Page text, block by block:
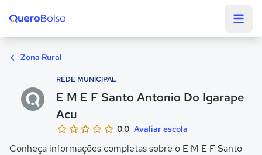
Zona Rural
REDE MUNICIPAL
E M E F Santo Antonio Do Igarape
Acu
0.0 Avaliar escola
Conheça informações completas sobre o E M E F Santo